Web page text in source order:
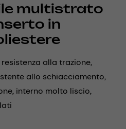
multistrato
in
alla trazione,
allo schiacciamento,
interno molto liscio,